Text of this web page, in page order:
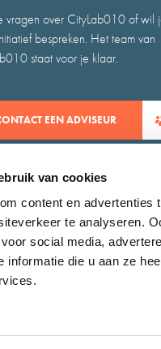
van cookies
content en
te analyseren.
social media,
informatie die u aan ze
vragen over CityLab010 of wil
bespreken. Het team van
staat voor je klaar.
EEN ADVISEUR